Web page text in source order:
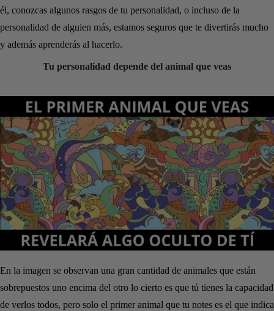
él, conozcas algunos rasgos de tu personalidad, o incluso de la
personalidad de alguien más, estamos seguros que te divertirás mucho
y además aprenderás al hacerlo.
Tu personalidad depende del animal que veas
En la imagen se observan una gran cantidad de animales que están
sobrepuestos uno encima del otro lo cierto es que tú tienes la capacidad
de verlos todos, pero solo el primer animal que tu notes es el que indica